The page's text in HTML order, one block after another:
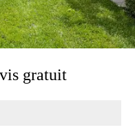
gratuit